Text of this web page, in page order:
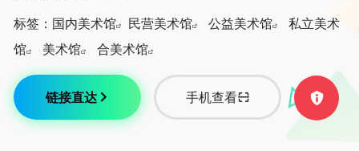
标签： 国内美术馆 民营美术馆 公益美术馆
私立美术
馆
美术馆 合美术馆
链接直达 手机查看